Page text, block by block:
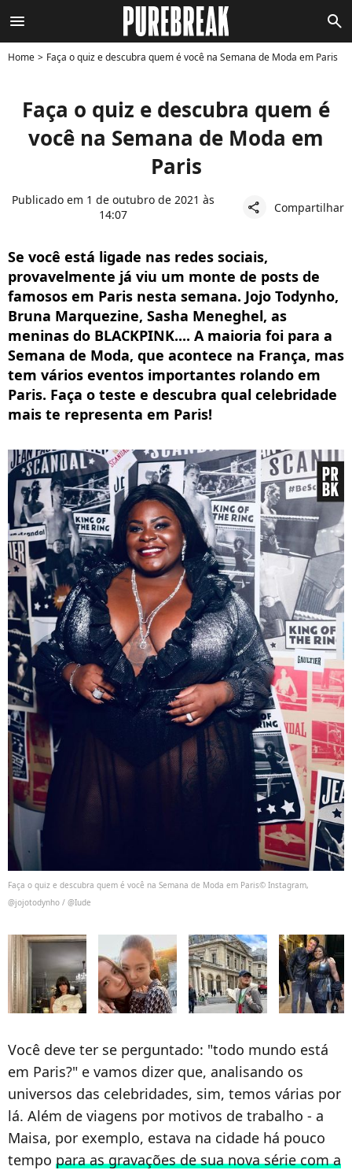
menu search
Home Faça o quiz e descubra quem é você na Semana de Moda em Paris
Faça o quiz e descubra quem é
você na Semana de Moda em
Paris
Publicado em 1 de outubro de 2021 às
14:07
share Compartilhar
Se você está ligade nas redes sociais,
provavelmente já viu um monte de posts de
famosos em Paris nesta semana. Jojo Todynho,
Bruna Marquezine, Sasha Meneghel, as
meninas do BLACKPINK.... A maioria foi para a
Semana de Moda, que acontece na França, mas
tem vários eventos importantes rolando em
Paris. Faça o teste e descubra qual celebridade
mais te representa em Paris!
Faça o quiz e descubra quem é você na Semana de Moda em Paris© Instagram,
@jojotodynho / @Iude
Você deve ter se perguntado: "todo mundo está
em Paris?" e vamos dizer que, analisando os
universos das celebridades, sim, temos várias por
lá. Além de viagens por motivos de trabalho - a
Maisa, por exemplo, estava na cidade há pouco
tempo para as gravações de sua nova série com a